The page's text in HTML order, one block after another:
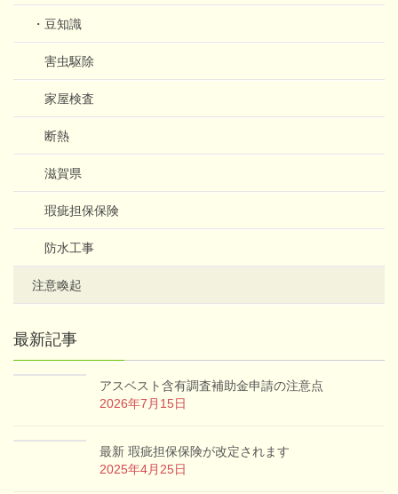
・豆知識
害虫駆除
家屋検査
断熱
滋賀県
瑕疵担保保険
防水工事
注意喚起
最新記事
アスベスト含有調査補助金申請の注意点
2026年7月15日
最新 瑕疵担保保険が改定されます
2025年4月25日